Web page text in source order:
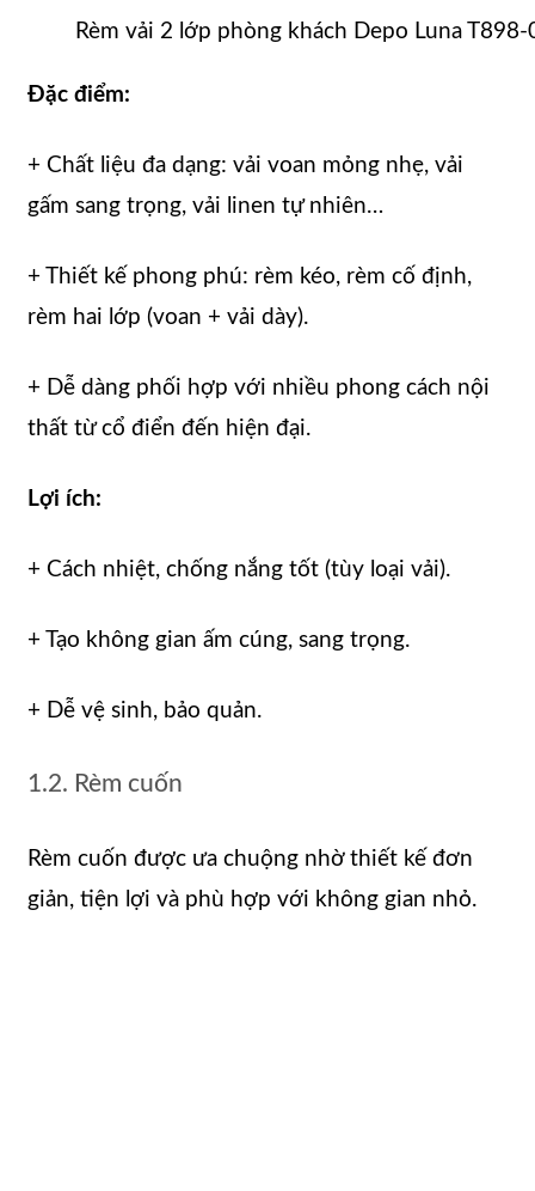
Rèm vải 2 lớp phòng khách Depo Luna
Đặc điểm:
+ Chất liệu đa dạng: vải voan mỏng nhẹ, vải
gấm sang trọng, vải linen tự nhiên…
+ Thiết kế phong phú: rèm kéo, rèm cố định,
rèm hai lớp (voan + vải dày).
+ Dễ dàng phối hợp với nhiều phong cách nội
thất từ cổ điển đến hiện đại.
Lợi ích:
+ Cách nhiệt, chống nắng tốt (tùy loại vải).
+ Tạo không gian ấm cúng, sang trọng.
+ Dễ vệ sinh, bảo quản.
1.2. Rèm cuốn
Rèm cuốn được ưa chuộng nhờ thiết kế đơn
giản, tiện lợi và phù hợp với không gian nhỏ.